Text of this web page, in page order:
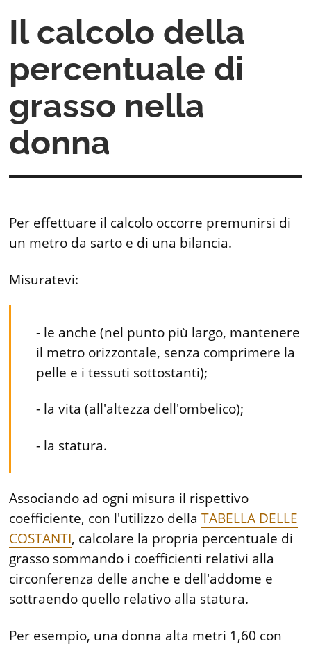
Il calcolo della
percentuale di
grasso nella
donna
Per effettuare il calcolo occorre premunirsi di
un metro da sarto e di una bilancia.
Misuratevi:
- le anche (nel punto più largo, mantenere
il metro orizzontale, senza comprimere la
pelle e i tessuti sottostanti);
- la vita (all'altezza dell'ombelico);
- la statura.
Associando ad ogni misura il rispettivo
coefficiente, con l'utilizzo dellaTABELLA DELLE
COSTANTI, calcolare la propria percentuale di
grasso sommando i coefficienti relativi alla
circonferenza delle anche e dell'addome e
sottraendo quello relativo alla statura.
Per esempio, una donna alta metri 1,60 con